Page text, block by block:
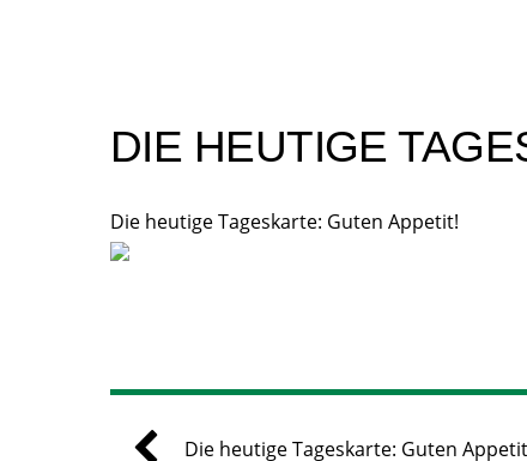
DIE HEUTIGE
Die heutige Tageskarte: Guten Appetit!
Die heutige Tageskarte: Guten